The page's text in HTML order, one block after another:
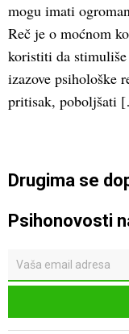
mogu imati
Reč je o moćnom
koristiti da
izazove psihološke
pritisak, poboljšati
Drugima se
Psihonovosti